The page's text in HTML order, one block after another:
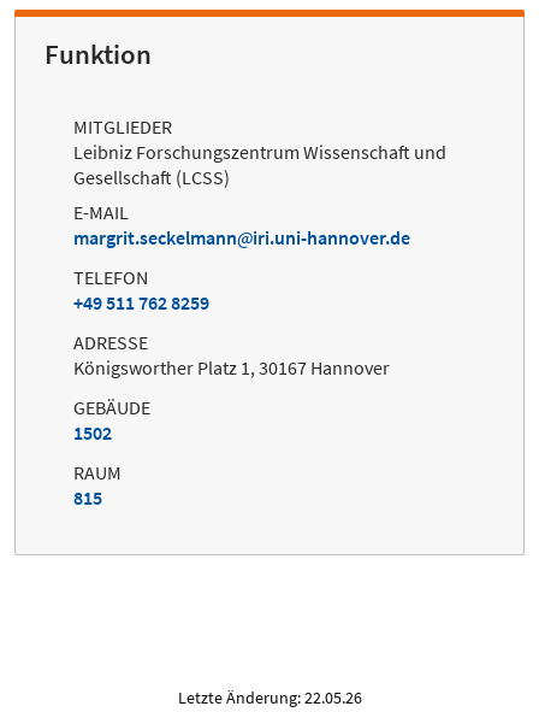
Funktion
MITGLIEDER
Leibniz Forschungszentrum Wissenschaft und
Gesellschaft (LCSS)
E-MAIL
margrit.seckelmann
iri.uni-hannover.de
TELEFON
+49 511 762 8259
ADRESSE
Königsworther Platz 1, 30167 Hannover
GEBÄUDE
1502
RAUM
815
Letzte Änderung: 22.05.26